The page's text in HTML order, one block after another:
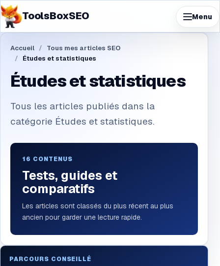
ToolsBoxSEO Menu
Accueil
Tous mes articles SEO
Études et statistiques
Études et statistiques
Tous les articles publiés dans la
catégorie Études et statistiques.
16 CONTENUS
Tests, guides et
comparatifs
Les articles sont classés du plus récent au plus
ancien pour garder une lecture rapide.
PARCOURS CONSEILLÉ